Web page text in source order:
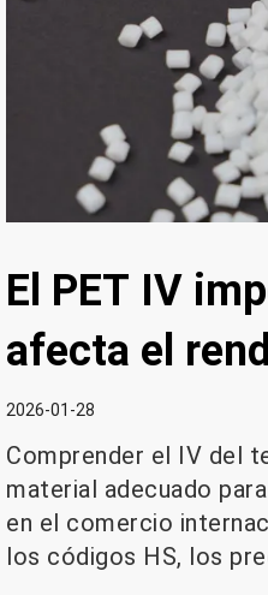
El PET IV
afecta el
2026-01-28
Comprender el IV del
material adecuado
en el comercio
los códigos HS, los